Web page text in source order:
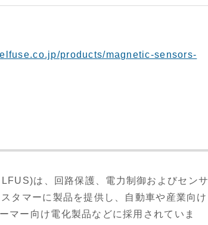
products/magnetic-sensors-
は、回路保護、電力制御およびセンサ
タマーに製品を提供し、自動車や産業向け
マー向け電化製品などに採用されていま